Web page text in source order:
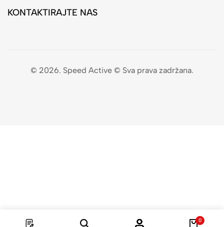
KONTAKTIRAJTE NAS
© 2026. Speed Active © Sva prava zadržana.
0